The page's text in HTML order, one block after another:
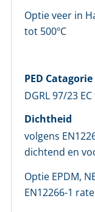
Optie veer in
tot 500ºC
PED Catagorie
DGRL 97/23
Dichtheid
volgens
dichtend en
Optie EPDM,
EN12266-1
Nog geen
Maak eerst